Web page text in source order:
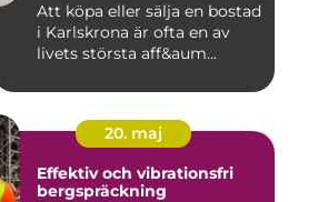
Att köpa eller sälja en bostad
i Karlskrona är ofta en av
livets största aff&aum...
20. maj
Effektiv och vibrationsfri
bergspräckning